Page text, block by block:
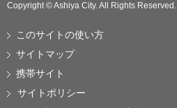
Copyright © Ashiya City. All Rights Reserved.
このサイトの使い方
サイトマップ
携帯サイト
サイトポリシー